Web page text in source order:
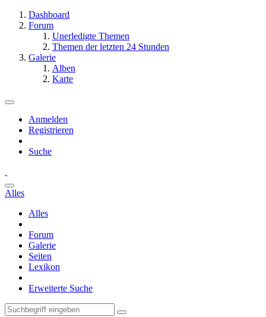
Dashboard
Forum
Unerledigte Themen
Themen der letzten 24 Stunden
Galerie
Alben
Karte
Anmelden
Registrieren
Suche
Alles
Alles
Forum
Galerie
Seiten
Lexikon
Erweiterte Suche